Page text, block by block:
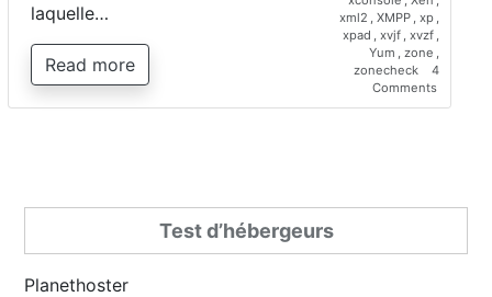
laquelle…
Read more
xml2 , XMPP , xp ,
xpad , xvjf , xvzf ,
Yum , zone ,
zonecheck
4
Commentson
Interview
Test d’hébergeurs
Planethoster